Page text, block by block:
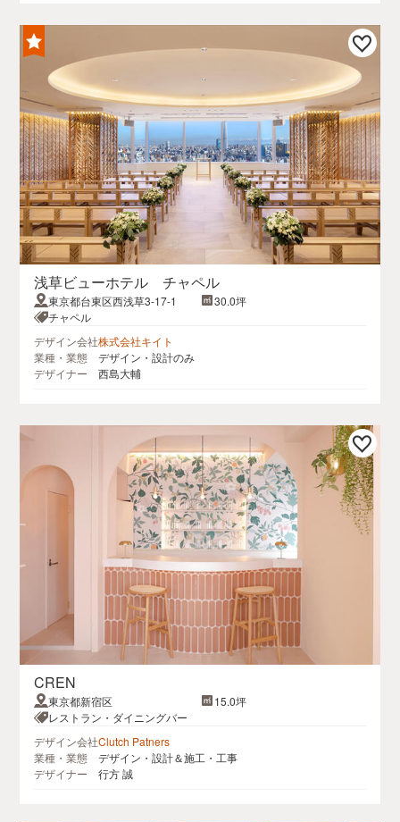
浅草ビューホテル チャペル
東京都台東区西浅草3-17-1
30.0坪
チャペル
デザイン会社株式会社キイト
業種・業態
デザイン・設計のみ
デザイナー
西島大輔
CREN
東京都新宿区
15.0坪
レストラン・ダイニングバー
デザイン会社Clutch Patners
業種・業態
デザイン・設計＆施工・工事
デザイナー
行方 誠